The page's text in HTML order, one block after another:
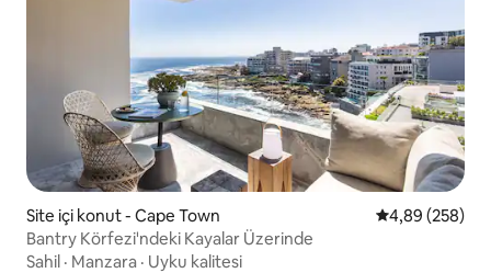
Site içi konut - Cape Town 5 üzerinden
4,89 (258)
Bantry Körfezi'ndeki Kayalar Üzerinde
Sahil · Manzara · Uyku kalitesi